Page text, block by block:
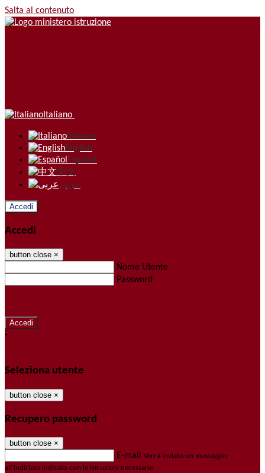
Salta al contenuto
Italiano
Italiano
English
Español
中文
عربى
Accedi
Accedi
button close ×
Nome Utente
Password
-
Seleziona utente
button close ×
Recupero password
button close ×
E-mail Verrà inviato un messaggio
all'indirizzo indicato con le istruzioni necessarie.